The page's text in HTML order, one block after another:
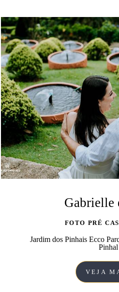
Gabrielle
FOTO PRÉ
Jardim dos Pinhais Ecco
Pinhal
VEJA